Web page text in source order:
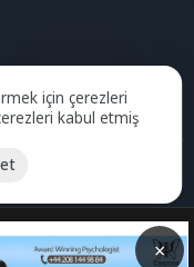
Powered byAksoy
için çerezleri
kabul etmiş